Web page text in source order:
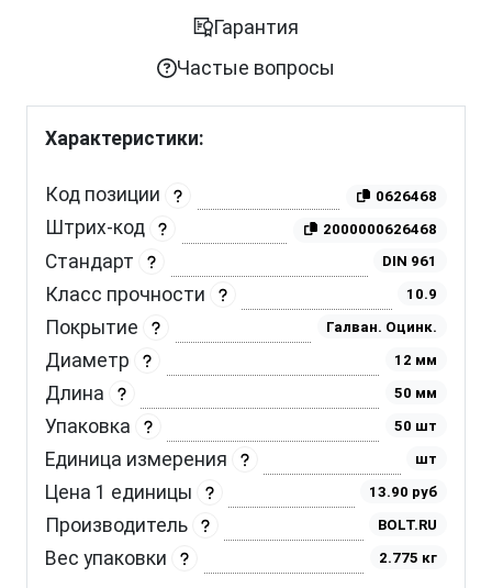
Гарантия
Частые вопросы
Характеристики:
Код позиции 0626468
Штрих-код 2000000626468
Стандарт DIN 961
Класс прочности 10.9
Покрытие Галван. Оцинк.
Диаметр 12 мм
Длина 50 мм
Упаковка 50 шт
Единица измерения шт
Цена 1 единицы 13.90 руб
Производитель BOLT.RU
Вес упаковки 2.775 кг